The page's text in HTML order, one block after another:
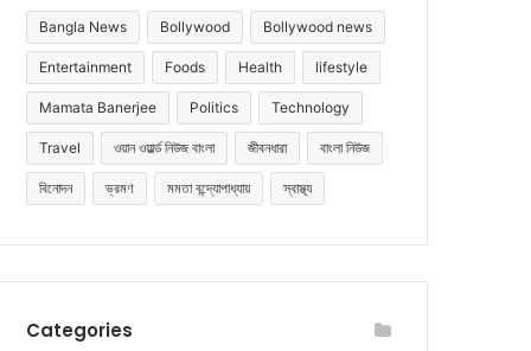
Bangla News Bollywood Bollywood news
Entertainment Foods Health lifestyle
Mamata Banerjee Politics Technology
Travel ওয়ান ওয়ার্ল্ড নিউজ বাংলা জীবনধারা বাংলা নিউজ
বিনোদন ভ্রমণ মমতা বন্দ্যোপাধ্যায় স্বাস্থ্য
Categories